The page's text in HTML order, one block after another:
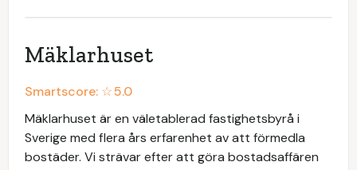
Mäklarhuset
Smartscore: ☆5.0
Mäklarhuset är en väletablerad fastighetsbyrå i
Sverige med flera års erfarenhet av att förmedla
bostäder. Vi strävar efter att göra bostadsaffären